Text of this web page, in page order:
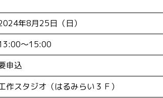
年8月25日（日）
～15:00
申込
作スタジオ（はるみらい３Ｆ）